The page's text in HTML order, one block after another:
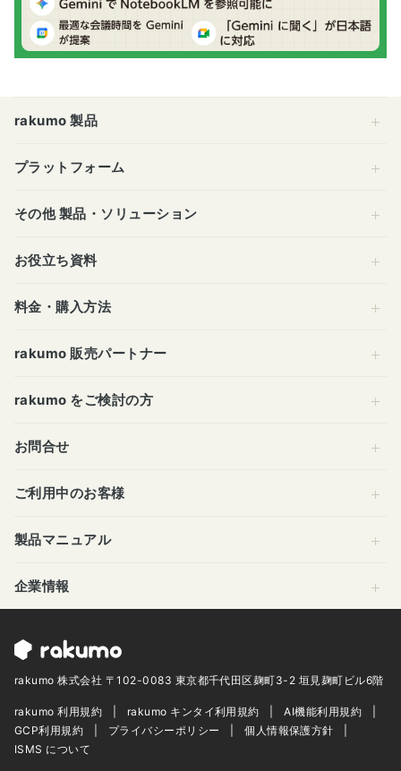
rakumo 製品
プラットフォーム
その他 製品・ソリューション
お役立ち資料
料金・購入方法
rakumo 販売パートナー
rakumo をご検討の方
お問合せ
ご利用中のお客様
製品マニュアル
企業情報
rakumo 株式会社 〒102-0083 東京都千代田区麹町3-2 垣見麹町ビル6階
rakumo 利用規約 rakumo キンタイ利用規約
AI機能利用規約
GCP利用規約
プライバシーポリシー
個人情報保護方針
ISMS について